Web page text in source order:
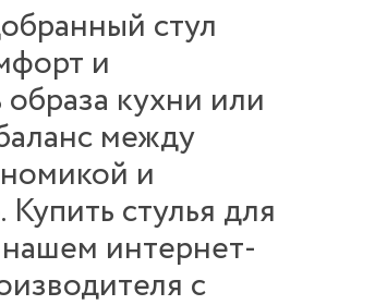
стул
и
кухни или
между
и
стулья для
интернет-
с